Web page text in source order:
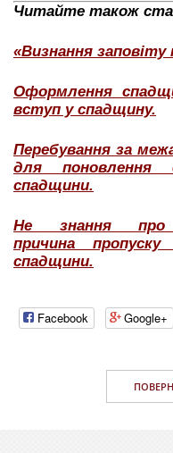
Читайте також
«Визнання заповіту
Оформлення
вступ у спадщину.
Перебування за
для поновлення
спадщини.
Не знання
причина
спадщини.
Facebook Google+